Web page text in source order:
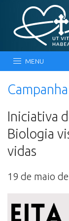
MENU
Iniciativa
Biologia
vidas
19 de maio